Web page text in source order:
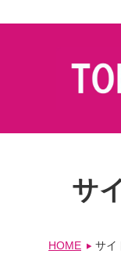
サ
HOME サイ